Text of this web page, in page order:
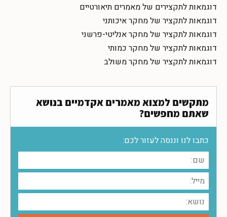
דוגמאות לתקצירים של מאמרים תיאורטיים
דוגמאות לתקציר של מחקר איכותני
דוגמאות לתקציר של מחקר אנליטי-פרשני
דוגמאות לתקציר של מחקר כמותי
דוגמאות לתקציר של מחקר משולב
מתקשים למצוא מאמרים אקדמיים בנושא
שאתם מחפשים?
כתבו לנו וננסה לעזור לכם: